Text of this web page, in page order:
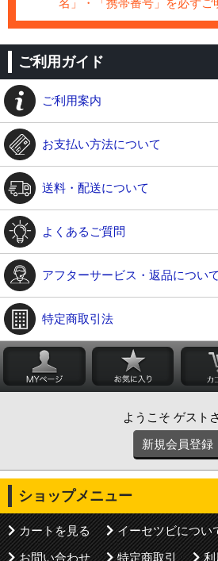
ご利用ガイド
ご利用案内
お支払い方法について
送料・配送について
よくあるご質問
アフターサービス・返品について
特定商取引法
ようこそ ゲスト
新規会員登録
ショップメニュー
カートを見る イーセツビについ
お問い合わせ
特定商取引 利